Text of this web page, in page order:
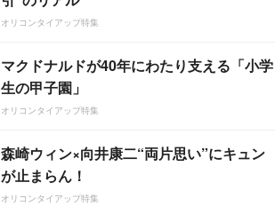
オリコンタイアップ特集
マクドナルドが40年にわたり支える「小学
生の甲子園」
オリコンタイアップ特集
森崎ウィン×向井康二“両片思い”にキュン
が止まらん！
オリコンタイアップ特集